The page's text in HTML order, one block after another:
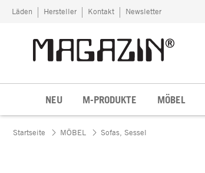
Zum Inhalt springen
Läden Hersteller Kontakt Newsletter
NEU M-PRODUKTE MÖBEL
Startseite MÖBEL Sofas, Sessel